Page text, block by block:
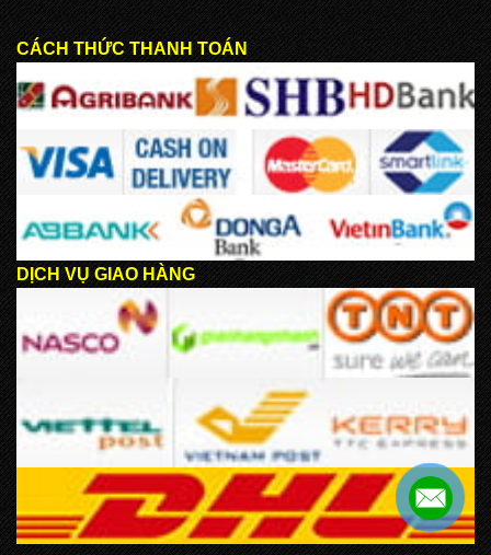
CÁCH THỨC THANH TOÁN
DỊCH VỤ GIAO HÀNG